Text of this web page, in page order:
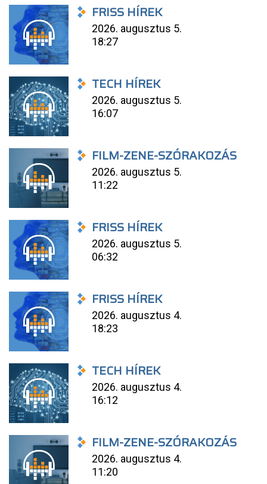
FRISS HÍREK
2026. augusztus 5.
18:27
TECH HÍREK
2026. augusztus 5.
16:07
FILM-ZENE-SZÓRAKOZÁS
2026. augusztus 5.
11:22
FRISS HÍREK
2026. augusztus 5.
06:32
FRISS HÍREK
2026. augusztus 4.
18:23
TECH HÍREK
2026. augusztus 4.
16:12
FILM-ZENE-SZÓRAKOZÁS
2026. augusztus 4.
11:20